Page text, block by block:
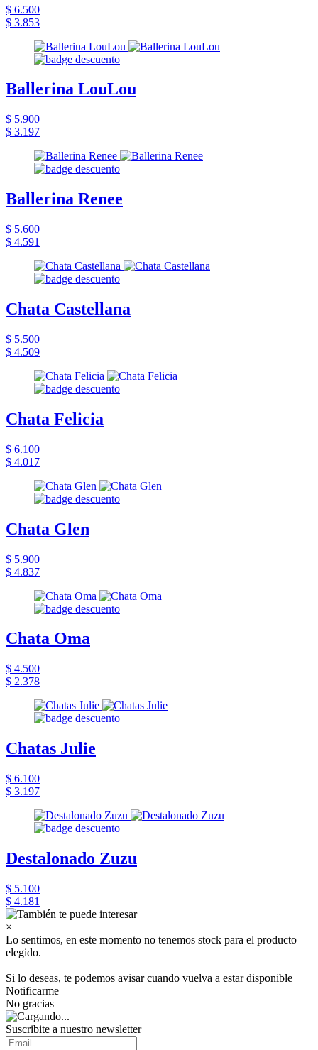
$ 6.500
$ 3.853
Ballerina LouLou
$ 5.900
$ 3.197
Ballerina Renee
$ 5.600
$ 4.591
Chata Castellana
$ 5.500
$ 4.509
Chata Felicia
$ 6.100
$ 4.017
Chata Glen
$ 5.900
$ 4.837
Chata Oma
$ 4.500
$ 2.378
Chatas Julie
$ 6.100
$ 3.197
Destalonado Zuzu
$ 5.100
$ 4.181
×
Lo sentimos, en este momento no tenemos stock para el producto
elegido.
Si lo deseas, te podemos avisar cuando vuelva a estar disponible
Notificarme
No gracias
Suscribite a nuestro newsletter